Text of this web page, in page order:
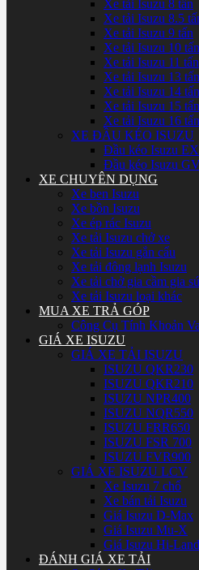
Xe tải Isuzu 8 tấn
Xe tải Isuzu 8.5
Xe tải Isuzu 9 tấn
Xe tải Isuzu 10 tấn
Xe tải Isuzu 11 tấn
Xe tải Isuzu 13 tấn
Xe tải Isuzu 14 tấn
Xe tải Isuzu 15 tấn
Xe tải Isuzu 16 tấn
XE ĐẦU KÉO ISUZU
Đầu kéo Isuzu
Đầu kéo Isuzu
XE CHUYÊN DỤNG
Xe ben Isuzu
Xe bồn Isuzu
Xe ép rác Isuzu
Xe tải Isuzu chở xe
Xe tải Isuzu gắn cẩu
Xe tải đông lạnh Isuzu
Xe tải chở gia cầm gia
Xe tải Isuzu loại khác
MUA XE TRẢ GÓP
Công Cụ Tính Khoản
GIÁ XE ISUZU
GIÁ XE TẢI ISUZU
ISUZU QKR230
ISUZU QKR210
ISUZU NPR400
ISUZU NQR550
ISUZU FRR650
ISUZU FSR 700
ISUZU FVR900
GIÁ XE ISUZU LCV
Xe Isuzu 7 chổ
Xe bán tải Isuzu
Giá Isuzu D-Max
Giá Isuzu Mu-X
Giá Isuzu Hi-
ĐÁNH GIÁ XE TẢI